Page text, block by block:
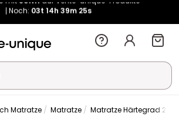
Vente-unique - Gleicher Shop, neuer Name!
mitSUN11auf Vente-unique-Produkte
Noch:
Matratze Matratze Matratze Härtegrad 2